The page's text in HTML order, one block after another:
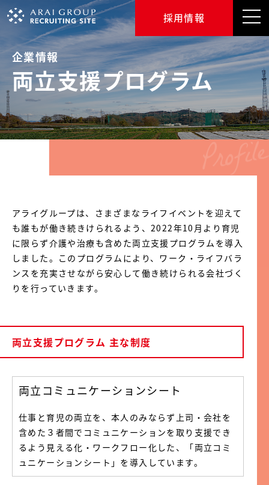
採用情報
企業情報
両立支援プログラム
アライグループは、さまざまなライフイベントを迎えて
も誰もが働き続きけられるよう、2022年10月より育児
に限らず介護や治療も含めた両立支援プログラムを導入
しました。このプログラムにより、ワーク・ライフバラ
ンスを充実させながら安心して働き続けられる会社づく
りを行っていきます。
両立支援プログラム 主な制度
両立コミュニケーションシート
仕事と育児の両立を、本人のみならず上司・会社を
含めた３者間でコミュニケーションを取り支援でき
るよう見える化・ワークフロー化した、「両立コミ
ュニケーションシート」を導入しています。